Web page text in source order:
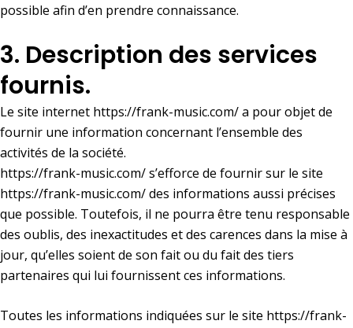
possible afin d’en prendre connaissance.
3. Description des services
fournis.
Le site internet https://frank-music.com/a pour objet de
fournir une information concernant l’ensemble des
activités de la société.
https://frank-music.com/s’efforce de fournir sur le site
https://frank-music.com/des informations aussi précises
que possible. Toutefois, il ne pourra être tenu responsable
des oublis, des inexactitudes et des carences dans la mise à
jour, qu’elles soient de son fait ou du fait des tiers
partenaires qui lui fournissent ces informations.
Toutes les informations indiquées sur le site https://frank-